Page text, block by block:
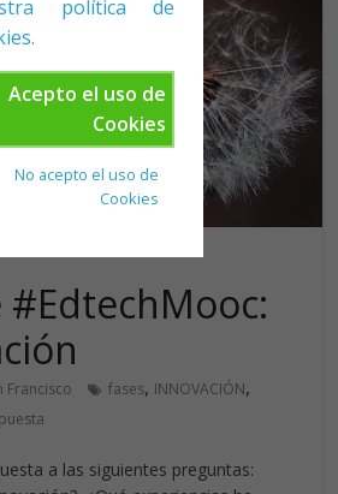
política de
Acepto el uso de
Cookies
No acepto el uso de
Cookies
#EdtechMooc:
Francisco fases, INNOVACIÓN,
a las siguientes preguntas: